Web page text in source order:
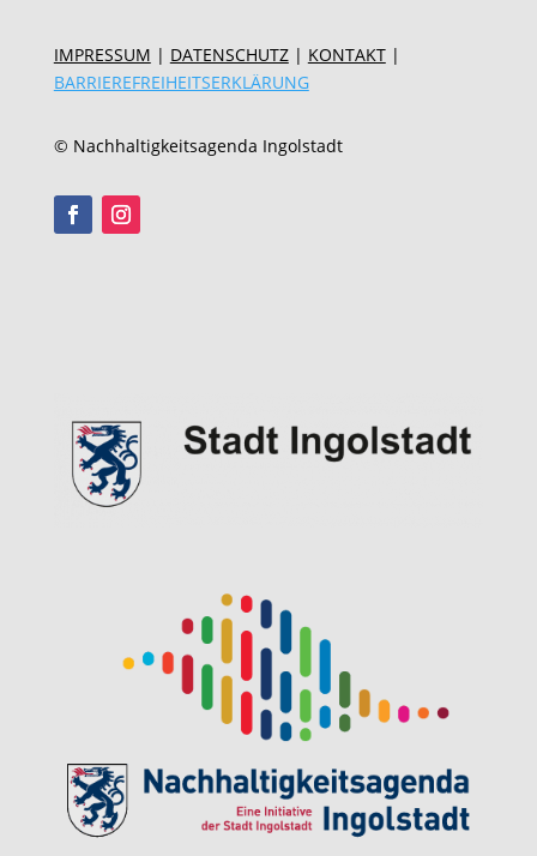
IMPRESSUM | DATENSCHUTZ| KONTAKT |
BARRIEREFREIHEITSERKLÄRUNG
© Nachhaltigkeitsagenda Ingolstadt